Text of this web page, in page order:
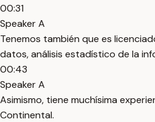
00:31
Speaker A
Tenemos también que es
datos, análisis estadístico de la
00:43
Speaker A
Asimismo, tiene muchísima
Continental.